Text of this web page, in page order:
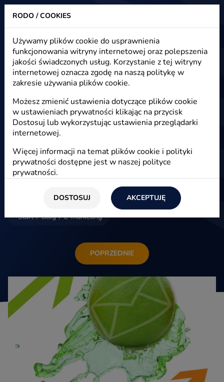
Heuristic - strony www, sklepy internetowe, e-marketing
E-marketing - artykuły, nowości,
blog
E-marketing
Start / Blog / E-marketing
POPRZEDNIE
RODO / COOKIES
Używamy plików cookie do usprawnienia
funkcjonowania witryny internetowej oraz polepszenia
jakości świadczonych usług. Korzystanie z tej witryny
internetowej oznacza zgodę na naszą politykę w
zakresie używania plików cookie.
Możesz zmienić ustawienia dotyczące plików cookie
w ustawieniach prywatności klikając na przycisk
Dostosuj lub wykorzystując ustawienia przeglądarki
internetowej.
Więcej informacji na temat plików cookie i polityki
prywatności dostępne jest w naszej polityce
prywatności.
DOSTOSUJ AKCEPTUJĘ